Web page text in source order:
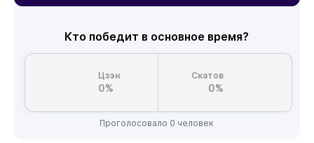
Кто победит в основное время?
Цзэн
0%
Скатов
0%
Проголосовало 0 человек